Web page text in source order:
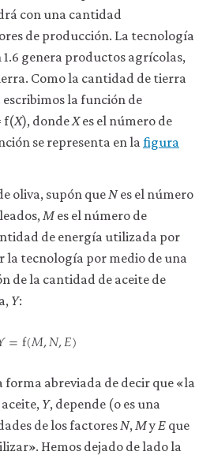
con una cantidad
de producción. La tecnología
1.6 genera productos agrícolas,
Como la cantidad de tierra
la función de
f(X), dondeXes el número de
se representa en la figura
oliva, supón queNes el número
Mes el número de
de energía utilizada por
la tecnología por medio de una
de la cantidad de aceite de
Y:
=f(𝑀,𝑁,𝐸)
forma abreviada de decir que «la
Y, depende (o es una
de los factoresN, MyE que
Hemos dejado de lado la